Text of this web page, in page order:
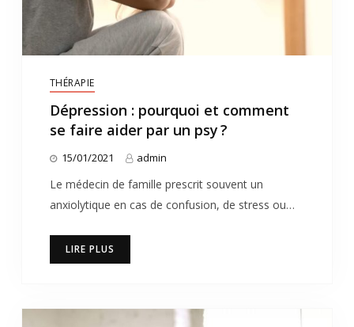
THÉRAPIE
Dépression : pourquoi et comment
se faire aider par un psy ?
15/01/2021 admin
Le médecin de famille prescrit souvent un
anxiolytique en cas de confusion, de stress ou…
LIRE PLUS